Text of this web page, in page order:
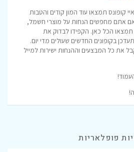
קופונס תמצאו עוד המון קודים והטבות
אם אתם מחפשים הנחות על מוצרי חשמל,
תמצאו הכל כאן. הקפידו לבדוק את
בקופונים החדשים שעולים מדי יום.
את כל המבצעים וההנחות ישירות למייל
פופלאריות